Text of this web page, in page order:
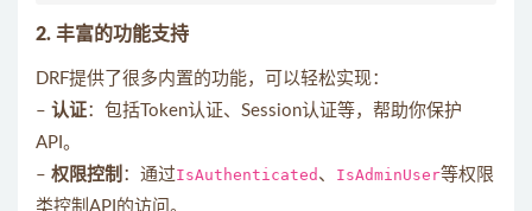
2. 丰富的功能支持
DRF提供了很多内置的功能，可以轻松实现：
– 认证：包括Token认证、Session认证等，帮助你保护
API。
– 权限控制 ：通过IsAuthenticated 、 IsAdminUser等权限
类控制API的访问。